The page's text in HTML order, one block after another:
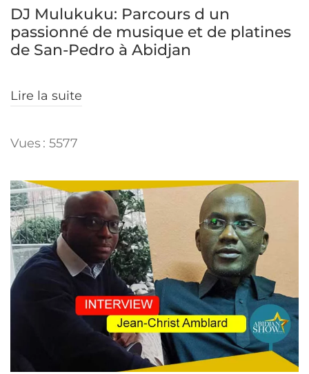
DJ Mulukuku: Parcours d un
passionné de musique et de platines
de San-Pedro à Abidjan
Lire la suite
Vues : 5577